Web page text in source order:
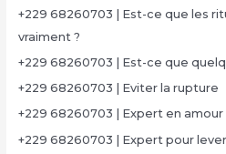
+229 68260703 | Est-ce que les
vraiment ?
+229 68260703 | Est-ce que
+229 68260703 | Eviter la rupture
+229 68260703 | Expert en amour
+229 68260703 | Expert pour